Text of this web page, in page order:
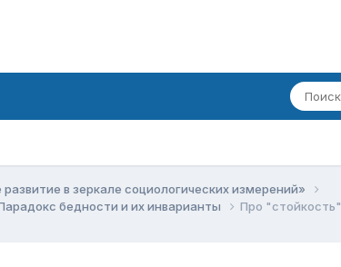
в зеркале социологических измерений»
бедности и их инварианты Про "стойкость"